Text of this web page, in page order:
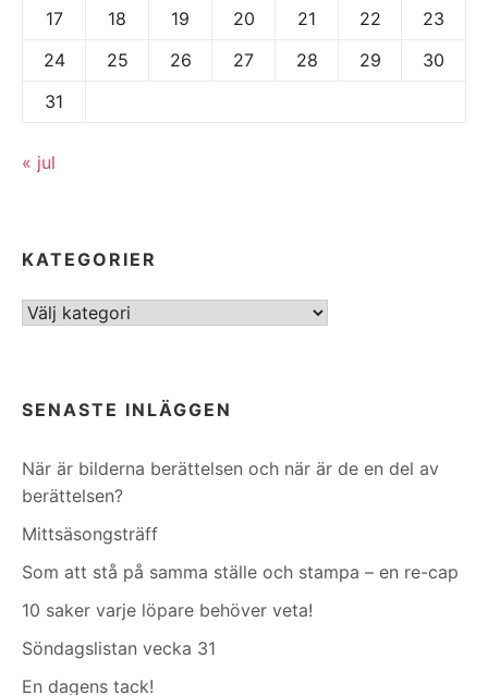
17
18 19 20 21 22
23
24
25 26 27 28 29
30
31
« jul
KATEGORIER
Kategorier
SENASTE INLÄGGEN
När är bilderna berättelsen och när är de en del av
berättelsen?
Mittsäsongsträff
Som att stå på samma ställe och stampa – en re-cap
10 saker varje löpare behöver veta!
Söndagslistan vecka 31
En dagens tack!